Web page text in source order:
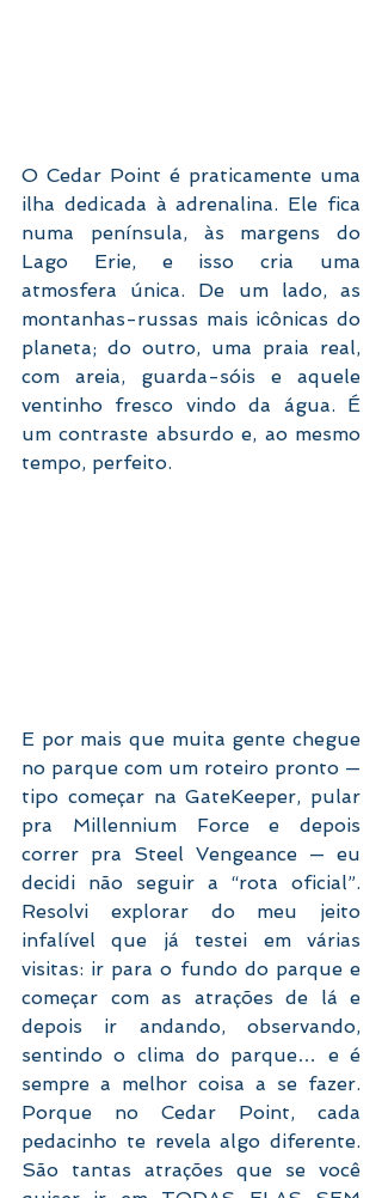
O Cedar Point é praticamente uma
ilha dedicada à adrenalina. Ele fica
numa península, às margens do
Lago Erie, e isso cria uma
atmosfera única. De um lado, as
montanhas-russas mais icônicas do
planeta; do outro, uma praia real,
com areia, guarda-sóis e aquele
ventinho fresco vindo da água. É
um contraste absurdo e, ao mesmo
tempo, perfeito.
E por mais que muita gente chegue
no parque com um roteiro pronto —
tipo começar na GateKeeper, pular
pra Millennium Force e depois
correr pra Steel Vengeance — eu
decidi não seguir a “rota oficial”.
Resolvi explorar do meu jeito
infalível que já testei em várias
visitas: ir para o fundo do parque e
começar com as atrações de lá e
depois ir andando, observando,
sentindo o clima do parque… e é
sempre a melhor coisa a se fazer.
Porque no Cedar Point, cada
pedacinho te revela algo diferente.
São tantas atrações que se você